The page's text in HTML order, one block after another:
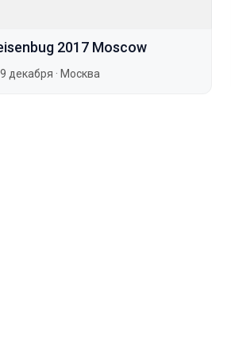
2017 Moscow
декабря · Москва